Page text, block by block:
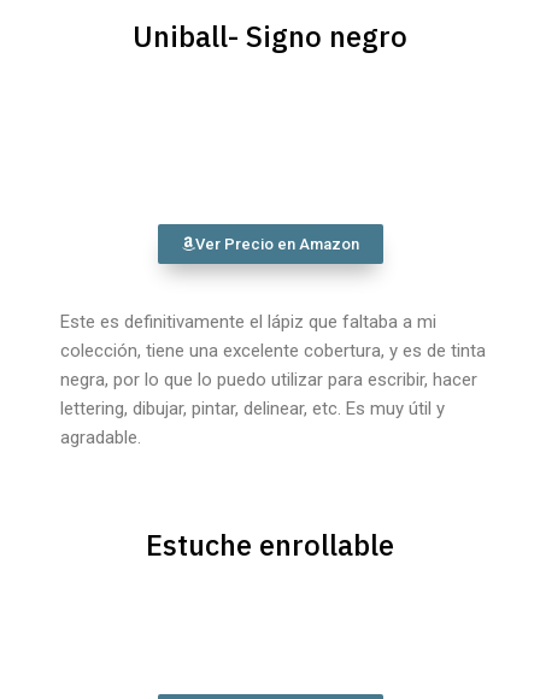
Uniball- Signo negro
Ver Precio en Amazon
Este es definitivamente el lápiz que faltaba a mi
colección, tiene una excelente cobertura, y es de tinta
negra, por lo que lo puedo utilizar para escribir, hacer
lettering, dibujar, pintar, delinear, etc. Es muy útil y
agradable.
Estuche enrollable